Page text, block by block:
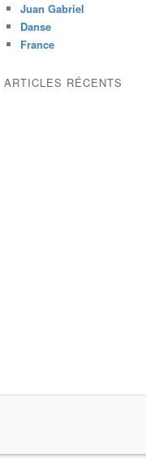
Juan Gabriel
Danse
France
ARTICLES RÉCENTS